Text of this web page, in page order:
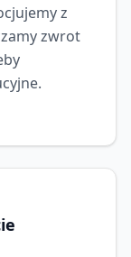
z
zwrot